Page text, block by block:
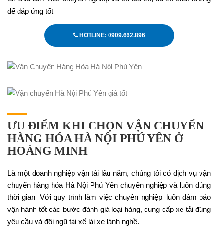
để đáp ứng tốt.
HOTLINE: 0909.662.896
ƯU ĐIỂM KHI CHỌN VẬN CHUYỂN
HÀNG HÓA HÀ NỘI PHÚ YÊN Ở
HOÀNG MINH
Là một doanh nghiệp vận tải lâu năm, chúng tôi có dịch vụ vận
chuyển hàng hóa Hà Nội Phú Yên chuyên nghiệp và luôn đúng
thời gian. Với quy trình làm việc chuyên nghiệp, luôn đảm bảo
vận hành tốt các bước đánh giá loại hàng, cung cấp xe tải đúng
yêu cầu và đội ngũ tài xế lái xe lành nghề.